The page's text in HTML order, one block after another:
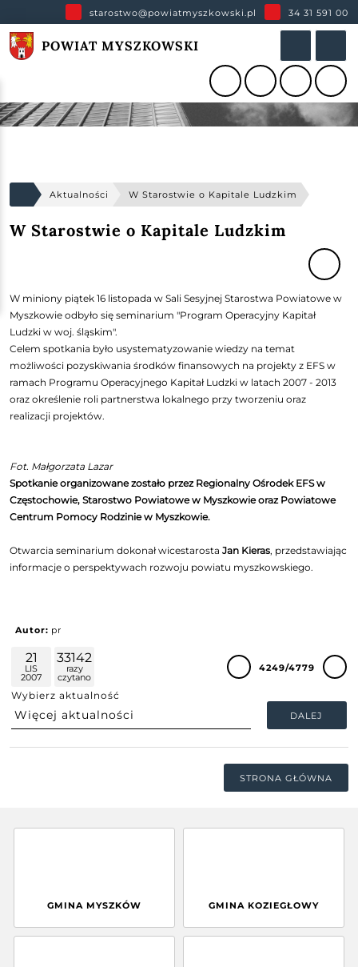
starostwo@powiatmyszkowski.pl 34 31 591 00
POWIAT MYSZKOWSKI
Aktualności W Starostwie o Kapitale Ludzkim
W Starostwie o Kapitale Ludzkim
W miniony piątek 16 listopada w Sali Sesyjnej Starostwa Powiatowe w
Myszkowie odbyło się seminarium "Program Operacyjny Kapitał
Ludzki w woj. śląskim".
Celem spotkania było usystematyzowanie wiedzy na temat
możliwości pozyskiwania środków finansowych na projekty z EFS w
ramach Programu Operacyjnego Kapitał Ludzki w latach 2007 - 2013
oraz określenie roli partnerstwa lokalnego przy tworzeniu oraz
realizacji projektów.
Fot. Małgorzata Lazar
Spotkanie organizowane zostało przez Regionalny Ośrodek EFS w
Częstochowie, Starostwo Powiatowe w Myszkowie oraz Powiatowe
Centrum Pomocy Rodzinie w Myszkowie.
Otwarcia seminarium dokonał wicestarostaJan Kieras, przedstawiając
informacje o perspektywach rozwoju powiatu myszkowskiego.
Autor: pr
21
LIS
2007
33142
razy
czytano
Wybierz aktualność
DALEJ
4249/4779
STRONA GŁÓWNA
GMINA MYSZKÓW GMINA KOZIEGŁOWY